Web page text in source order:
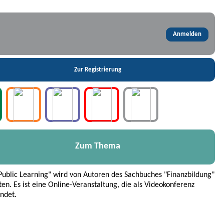
Zum Thema
Learning" wird von Autoren des Sachbuches "Finanzbildung"
Es ist eine Online-Veranstaltung, die als Videokonferenz